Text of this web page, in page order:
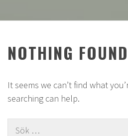
NOTHING FOUND
It seems we can’t find what
searching can help.
Sök